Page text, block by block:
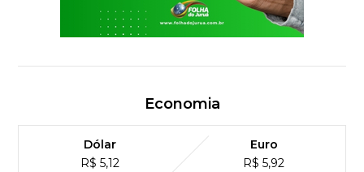
Economia
Dólar
R$ 5,12
Euro
R$ 5,92